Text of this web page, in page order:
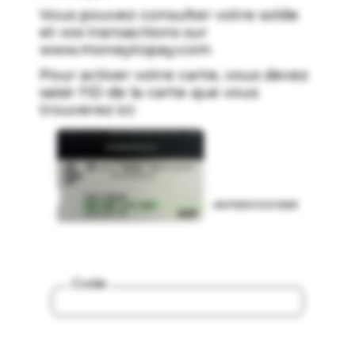
Vous pouvez consulter votre solde
et vos transactions sur
www.moneytopay.com
Pour activer votre carte, vous devez
saisir l'ID de la carte que vous
trouverez ici:
Code